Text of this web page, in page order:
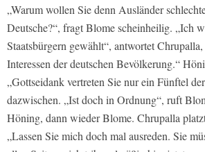
„Warum wollen Sie denn Ausländer
Deutsche?“, fragt Blome scheinheilig. „Ich
Staatsbürgern gewählt“, antwortet
Interessen der deutschen Bevölkerung.“
„Gottseidank vertreten Sie nur ein Fünftel
dazwischen. „Ist doch in Ordnung“, ruft
Höning, dann wieder Blome. Chrupalla
„Lassen Sie mich doch mal ausreden. Sie